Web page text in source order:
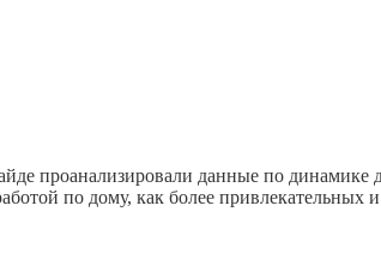
проанализировали данные по динамике
по дому, как более привлекательных